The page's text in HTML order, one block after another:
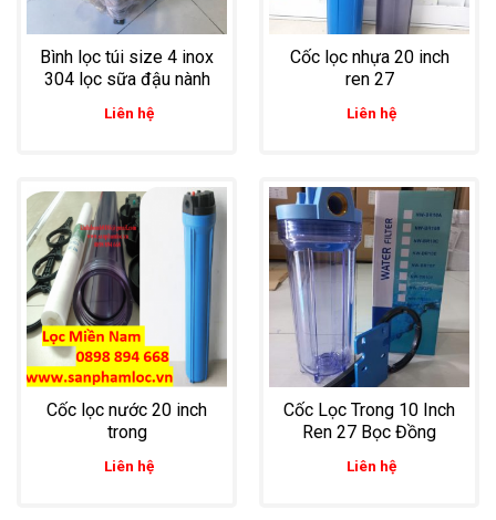
Bình lọc túi size 4 inox
304 lọc sữa đậu nành
Liên hệ
Cốc lọc nhựa 20 inch
ren 27
Liên hệ
Cốc lọc nước 20 inch
trong
Liên hệ
Cốc Lọc Trong 10 Inch
Ren 27 Bọc Đồng
Liên hệ